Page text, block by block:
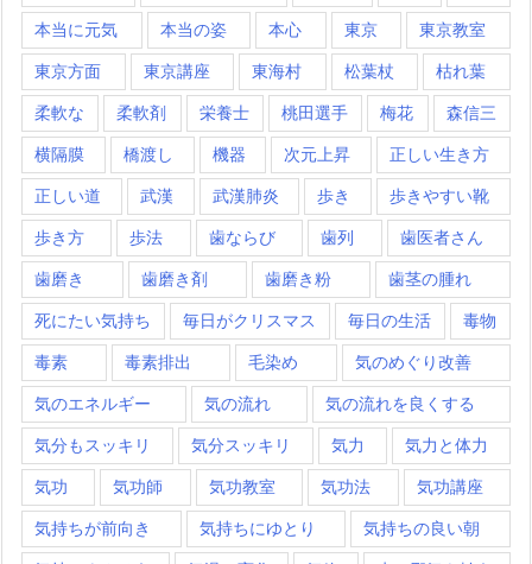
本当に元気 本当の姿 本心 東京 東京教室
東京方面 東京講座 東海村 松葉杖 枯れ葉
柔軟な 柔軟剤 栄養士 桃田選手 梅花 森信三
横隔膜 橋渡し 機器 次元上昇 正しい生き方
正しい道 武漢 武漢肺炎 歩き 歩きやすい靴
歩き方 歩法 歯ならび 歯列 歯医者さん
歯磨き 歯磨き剤 歯磨き粉 歯茎の腫れ
死にたい気持ち 毎日がクリスマス 毎日の生活 毒物
毒素 毒素排出 毛染め 気のめぐり改善
気のエネルギー 気の流れ 気の流れを良くする
気分もスッキリ 気分スッキリ 気力 気力と体力
気功 気功師 気功教室 気功法 気功講座
気持ちが前向き 気持ちにゆとり 気持ちの良い朝